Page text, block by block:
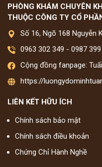
PHÒNG KHÁM CHUYÊN
THUỘC CÔNG TY CỔ
Số 16, Ngõ 168 Nguyễn
0963 302 349 - 0987
Cộng đồng fanpage:
https://
LIÊN KẾT HỮU ÍCH
Chính sách bảo mật
Chính sách điều khoản
Chứng Chỉ Hành Nghề